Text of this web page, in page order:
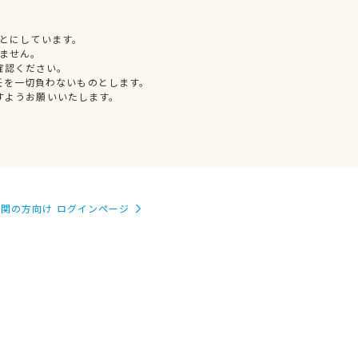
しています。
せん。
ください。
一切負わないものとします。
うお願いいたします。
の方向け ログインページ